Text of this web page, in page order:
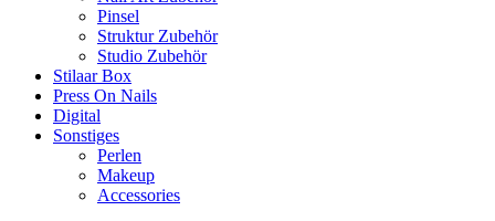
Pinsel
Struktur Zubehör
Studio Zubehör
Stilaar Box
Press On Nails
Digital
Sonstiges
Perlen
Makeup
Accessories